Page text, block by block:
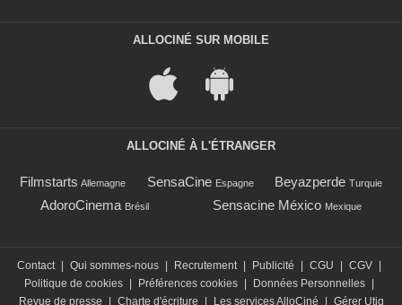
ALLOCINÉ SUR MOBILE
ALLOCINÉ À L'ÉTRANGER
Filmstarts Allemagne SensaCine Espagne Beyazperde Turquie
AdoroCinema Brésil Sensacine México Mexique
Contact Qui sommes-nous Recrutement Publicité CGU CGV
Politique de cookies
Préférences cookies Données Personnelles
Revue de presse
Charte d'écriture Les services AlloCiné Gérer Utiq